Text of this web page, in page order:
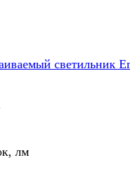
светильник
лм